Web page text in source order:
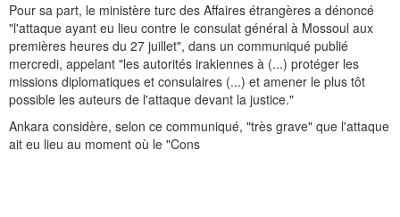
Pour sa part, le ministère turc des Affaires étrangères a dénoncé
"l'attaque ayant eu lieu contre le consulat général à Mossoul aux
premières heures du 27 juillet", dans un communiqué publié
mercredi, appelant "les autorités irakiennes à (...) protéger les
missions diplomatiques et consulaires (...) et amener le plus tôt
possible les auteurs de l'attaque devant la justice."
Ankara considère, selon ce communiqué, "très grave" que l'attaque
ait eu lieu au moment où le "Cons